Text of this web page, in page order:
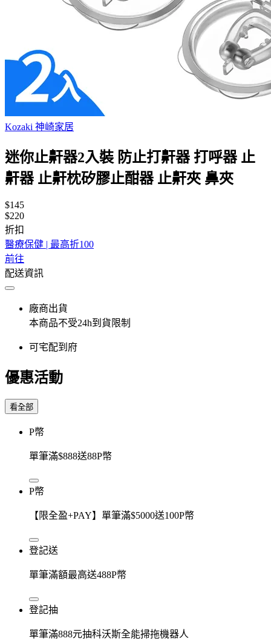
Kozaki 神崎家居
迷你止鼾器2入裝 防止打鼾器 打呼器 止
鼾器 止鼾枕矽膠止酣器 止鼾夾 鼻夾
$145
$220
折扣
醫療保健 | 最高折100
前往
配送資訊
廠商出貨
本商品不受24h到貨限制
可宅配到府
優惠活動
看全部
P幣
單筆滿$888送88P幣
P幣
【限全盈+PAY】單筆滿$5000送100P幣
登記送
單筆滿額最高送488P幣
登記抽
單筆滿888元抽科沃斯全能掃拖機器人